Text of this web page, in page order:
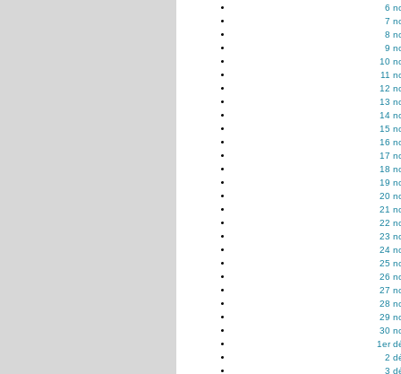
6
7
8
9
10
11
12
13
14
15
16
17
18
19
20
21
22
23
24
25
26
27
28
29
30
1er
2
3